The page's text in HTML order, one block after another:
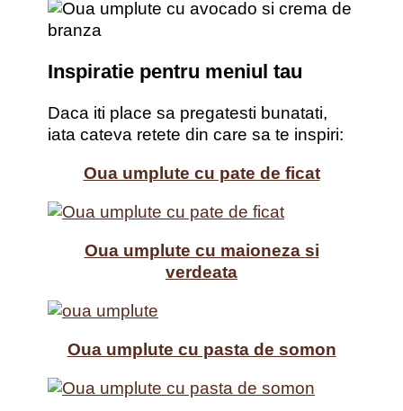
Inspiratie pentru meniul tau
Daca iti place sa pregatesti bunatati,
iata cateva retete din care sa te inspiri:
Oua umplute cu pate de ficat
Oua umplute cu maioneza si
verdeata
Oua umplute cu pasta de somon